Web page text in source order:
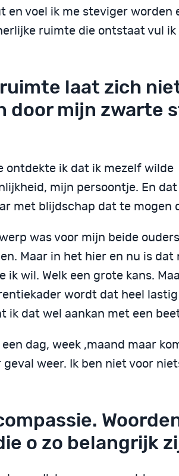
en voel ik me steviger worden
ruimte die ontstaat vul ik
laat zich
door mijn zwarte
ontdekte ik dat ik mezelf wilde
mijn persoontje. En
met blijdschap dat te mogen
was voor mijn beide
Maar in het hier en nu is dat
ik wil. Welk een grote kans.
wordt dat heel
ik dat wel aankan met een
dag, week ,maand maar
weer. Ik ben niet voor
o zo belangrijk